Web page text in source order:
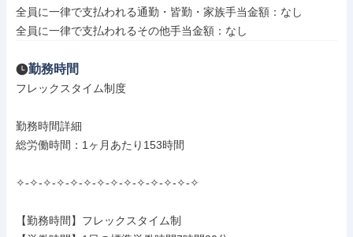
全員に一律で支払われる通勤・皆勤・家族手当金額：なし
全員に一律で支払われるその他手当金額：なし
勤務時間
フレックスタイム制度
勤務時間詳細
総労働時間：1ヶ月あたり153時間
✧-✧-✧-✧-✧-✧-✧-✧-✧-✧-✧-✧-✧-✧
【勤務時間】フレックスタイム制